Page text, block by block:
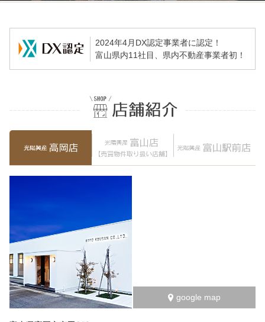
2026.05.21
お知らせ 2026.05.17
アパート、マンション内見動画公開中♪
ゴールデンウィーク中のお部屋探し！
2026年ゴールデンウィーク休暇のご案内
富山市二口に24時間営業のフィットネスジム「L…
2026.02.05
［富山大学入学予定の方向け］お部屋探しに役立つ…
ブログ 2026.01.25
射水市二口☆単身向け賃貸♪陽だサブ利用可！新し…
ブログ 2026.01.24
2024年4月DX認定事業者に認定！
富山県内11社目、県内不動産事業者初！
google map